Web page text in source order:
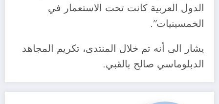
الدول العربية كانت تحت الاستعمار في
الخمسينيات”.
يشار الى أنه تم خلال المنتدى، تكريم المجاهد
الدبلوماسي صالح بالقبي.